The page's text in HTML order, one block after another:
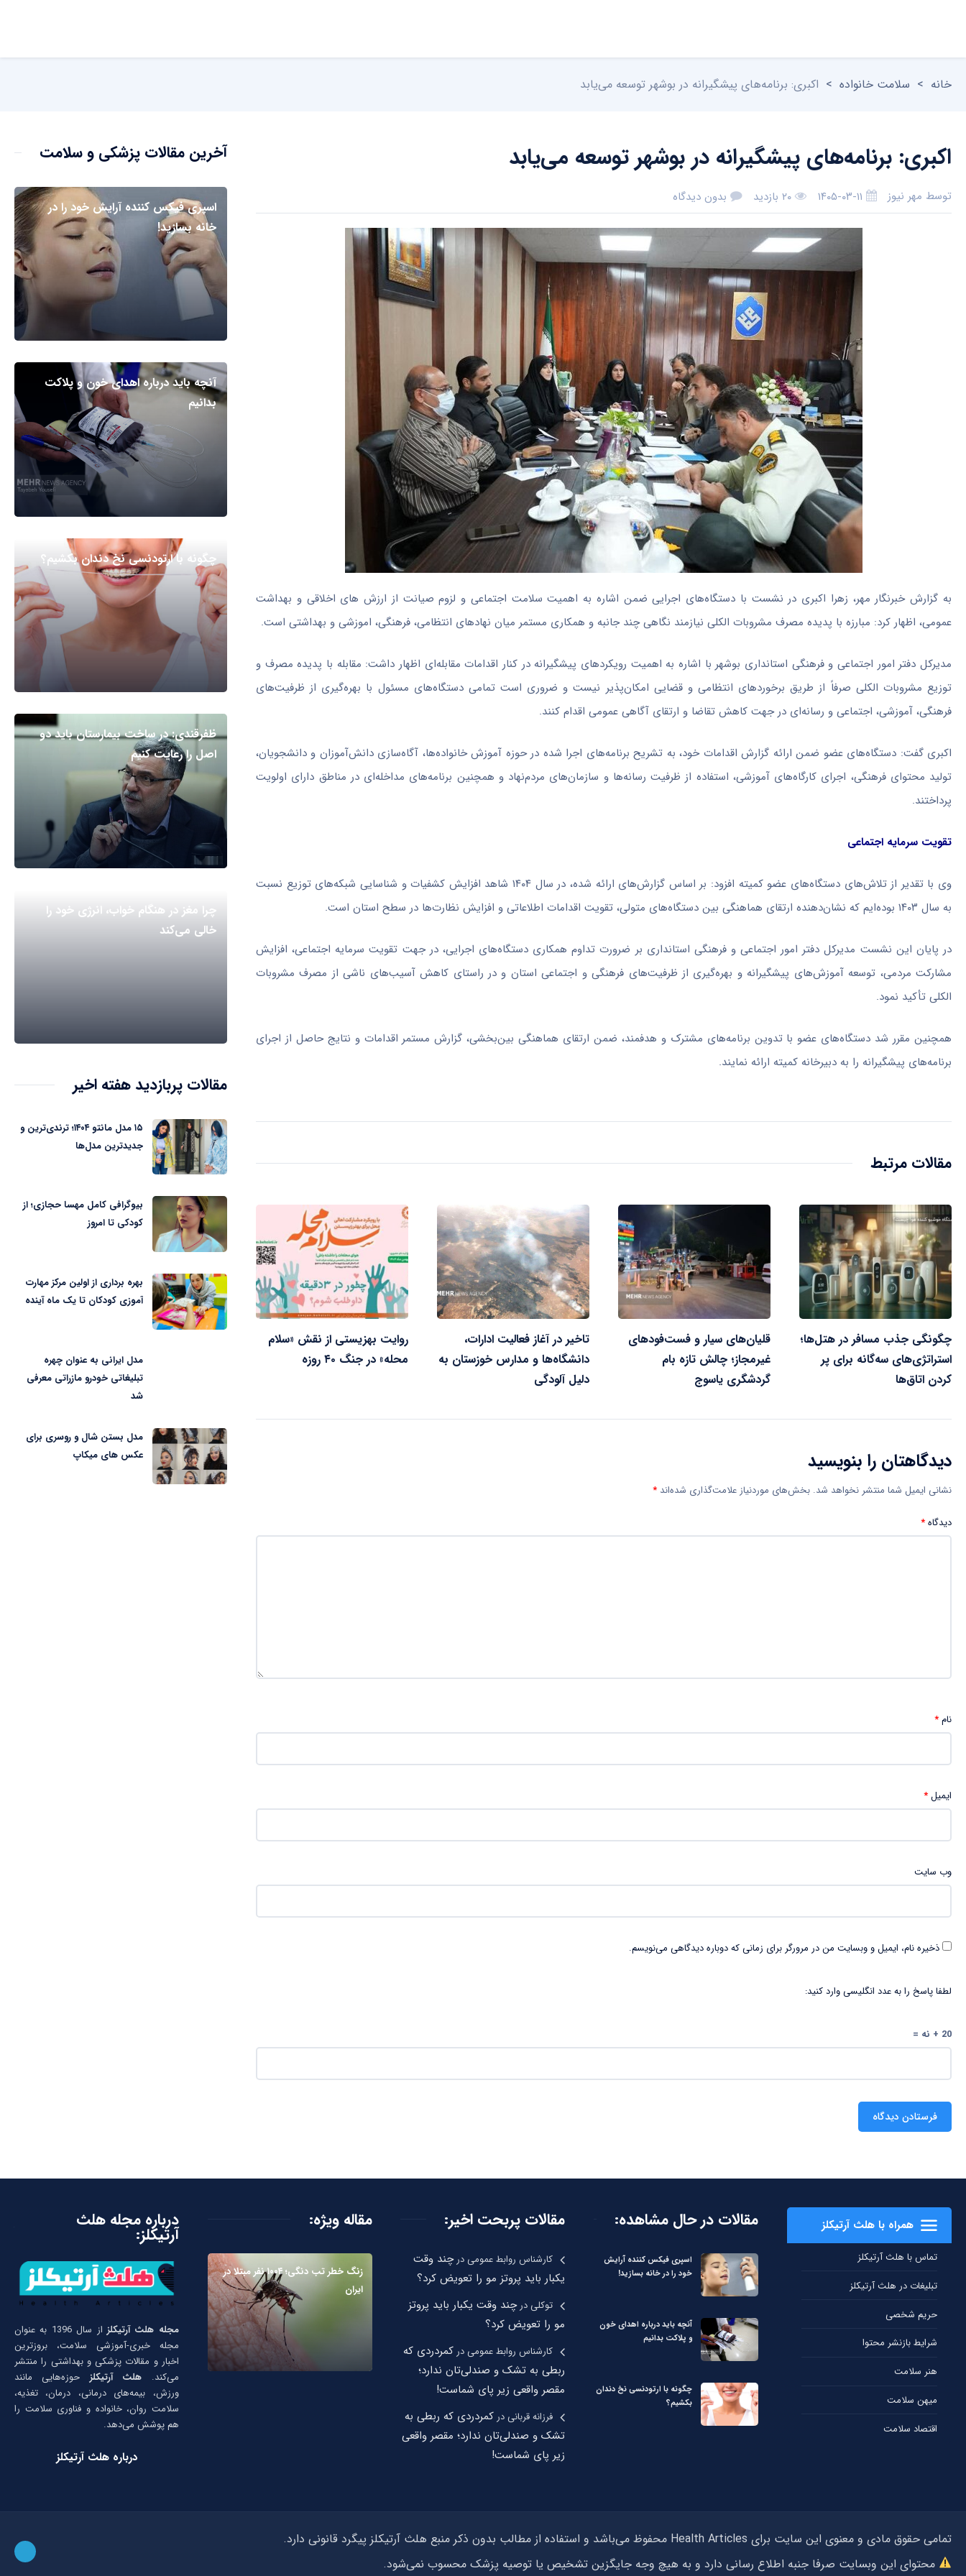
خانه > سلامت خانواده > اکبری: برنامه‌های پیشگیرانه در بوشهر توسعه می‌یابد
اکبری: برنامه‌های پیشگیرانه در بوشهر توسعه می‌یابد
توسط مهر نیوز ۱۴۰۵-۰۳-۱۱ ۲۰ بازدید بدون دیدگاه
به گزارش خبرنگار مهر، زهرا اکبری در نشست با دستگاه‌های اجرایی ضمن اشاره به اهمیت سلامت اجتماعی و لزوم صیانت از ارزش های اخلاقی و بهداشت
عمومی، اظهار کرد: مبارزه با پدیده مصرف مشروبات الکلی نیازمند نگاهی چند جانبه و همکاری مستمر میان نهادهای انتظامی، فرهنگی، اموزشی و بهداشتی است.
مدیرکل دفتر امور اجتماعی و فرهنگی استانداری بوشهر با اشاره به اهمیت رویکردهای پیشگیرانه در کنار اقدامات مقابله‌ای اظهار داشت: مقابله با پدیده مصرف و
توزیع مشروبات الکلی صرفاً از طریق برخوردهای انتظامی و قضایی امکان‌پذیر نیست و ضروری است تمامی دستگاه‌های مسئول با بهره‌گیری از ظرفیت‌های
فرهنگی، آموزشی، اجتماعی و رسانه‌ای در جهت کاهش تقاضا و ارتقای آگاهی عمومی اقدام کنند.
اکبری گفت: دستگاه‌های عضو ضمن ارائه گزارش اقدامات خود، به تشریح برنامه‌های اجرا شده در حوزه آموزش خانواده‌ها، آگاه‌سازی دانش‌آموزان و دانشجویان،
تولید محتوای فرهنگی، اجرای کارگاه‌های آموزشی، استفاده از ظرفیت رسانه‌ها و سازمان‌های مردم‌نهاد و همچنین برنامه‌های مداخله‌ای در مناطق دارای اولویت
پرداختند.
تقویت سرمایه اجتماعی
وی با تقدیر از تلاش‌های دستگاه‌های عضو کمیته افزود: بر اساس گزارش‌های ارائه شده، در سال ۱۴۰۴ شاهد افزایش کشفیات و شناسایی شبکه‌های توزیع نسبت
به سال ۱۴۰۳ بوده‌ایم که نشان‌دهنده ارتقای هماهنگی بین دستگاه‌های متولی، تقویت اقدامات اطلاعاتی و افزایش نظارت‌ها در سطح استان است.
در پایان این نشست مدیرکل دفتر امور اجتماعی و فرهنگی استانداری بر ضرورت تداوم همکاری دستگاه‌های اجرایی، در جهت تقویت سرمایه اجتماعی، افزایش
مشارکت مردمی، توسعه آموزش‌های پیشگیرانه و بهره‌گیری از ظرفیت‌های فرهنگی و اجتماعی استان و در راستای کاهش آسیب‌های ناشی از مصرف مشروبات
الکلی تأکید نمود.
همچنین مقرر شد دستگاه‌های عضو با تدوین برنامه‌های مشترک و هدفمند، ضمن ارتقای هماهنگی بین‌بخشی، گزارش مستمر اقدامات و نتایج حاصل از اجرای
برنامه‌های پیشگیرانه را به دبیرخانه کمیته ارائه نمایند.
مقالات مرتبط
چگونگی جذب مسافر در هتل‌ها؛
استراتژی‌های سه‌گانه برای پر
کردن اتاق‌ها
قلیان‌های سیار و فست‌فودهای
غیرمجاز؛ چالش تازه بام
گردشگری یاسوج
تاخیر در آغاز فعالیت ادارات،
دانشگاه‌ها و مدارس خوزستان به
دلیل آلودگی
روایت بهزیستی از نقش «سلام
محله» در جنگ ۴۰ روزه
دیدگاهتان را بنویسید
نشانی ایمیل شما منتشر نخواهد شد. بخش‌های موردنیاز علامت‌گذاری شده‌اند *
دیدگاه*
نام*
ایمیل*
وب‌ سایت
ذخیره نام، ایمیل و وبسایت من در مرورگر برای زمانی که دوباره دیدگاهی می‌نویسم.
لطفا پاسخ را به عدد انگلیسی وارد کنید:
20 + نه =
آخرین مقالات پزشکی و سلامت
اسپری فیکس کننده آرایش خود را در
خانه بسازید!
آنچه باید درباره اهدای خون و پلاکت
بدانیم
چگونه با ارتودنسی نخ دندان بکشیم؟
ظفرقندی: در ساخت بیمارستان باید دو
اصل را رعایت کنیم
چرا مغز در هنگام خواب، انرژی خود را
خالی می‌کند
مقالات پربازدید هفته اخیر
۱۵ مدل مانتو ۱۴۰۴؛ ترندی‌ترین و
جدیدترین مدل‌ها
بیوگرافی کامل مهسا حجازی؛ از
کودکی تا امروز
بهره برداری از اولین مرکز مهارت
آموزی کودکان تا یک ماه آینده
مدل ایرانی به عنوان چهره
تبلیغاتی خودرو مازراتی معرفی
شد
مدل بستن شال و روسری برای
عکس های میکاپ
همراه با هلث آرتیکلز
تماس با هلث آرتیکلز
تبلیغات در هلث آرتیکلز
حریم شخصی
شرایط بازنشر محتوا
هنر سلامت
میهن سلامت
اقتصاد سلامت
مقالات در حال مشاهده:
اسپری فیکس کننده آرایش
خود را در خانه بسازید!
آنچه باید درباره اهدای خون
و پلاکت بدانیم
چگونه با ارتودنسی نخ دندان
بکشیم؟
مقالات پربحت اخیر:
کارشناس روابط عمومیدرچند وقت
یکبار باید پروتز مو را تعویض کرد؟
توکلیدرچند وقت یکبار باید پروتز
مو را تعویض کرد؟
کارشناس روابط عمومیدر کمردردی که
ربطی به تشک و صندلی‌تان ندارد؛
مقصر واقعی زیر پای شماست!
فرزانه قربانیدر کمردردی که ربطی به
تشک و صندلی‌تان ندارد؛ مقصر واقعی
زیر پای شماست!
مقاله ویژه:
زنگ خطر تب دنگی؛ ۱۰۰۴ نفر مبتلا در
ایران
درباره مجله هلث
آرتیکلز:
مجله هلث آرتیکلز
از سال 1396 به عنوان
مجله خبری-آموزشی سلامت، بروزترین
اخبار و مقالات پزشکی و بهداشتی را منتشر
می‌کند. هلث آرتیکلز حوزه‌هایی مانند
ورزش، بیمه‌های درمانی، درمان، تغذیه،
سلامت روان، خانواده و فناوری سلامت را
هم پوشش می‌دهد.
درباره هلث آرتیکلز
تمامی حقوق مادی و معنوی این سایت برای Health Articles محفوظ می‌باشد و استفاده از مطالب بدون ذکر منبع هلث آرتیکلز پیگرد قانونی دارد.
محتوای این وبسایت صرفا جنبه اطلاع رسانی دارد و به هیچ وجه جایگزین تشخیص یا توصیه پزشک محسوب نمی‌شود.